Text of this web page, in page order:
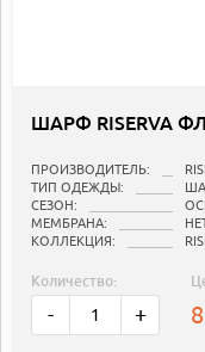
ШАРФ RISERVA
ПРОИЗВОДИТЕЛЬ:
ТИП ОДЕЖДЫ:
СЕЗОН:
МЕМБРАНА:
КОЛЛЕКЦИЯ:
Количество:
- +